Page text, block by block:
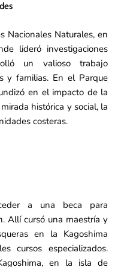
Nacionales Naturales, en
lideró investigaciones
un valioso trabajo
y familias. En el Parque
en el impacto de la
histórica y social, la
costeras.
a una beca para
Allí cursó una maestría y
en la Kagoshima
cursos especializados.
en la isla de